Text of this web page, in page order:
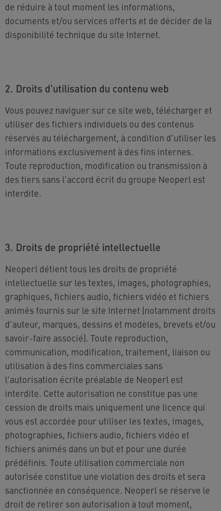
de réduire à tout moment les informations,
documents et/ou services offerts et de décider de la
disponibilité technique du site Internet.
2. Droits d'utilisation du contenu web
Vous pouvez naviguer sur ce site web, télécharger et
utiliser des fichiers individuels ou des contenus
réservés au téléchargement, à condition d'utiliser les
informations exclusivement à des fins internes.
Toute reproduction, modification ou transmission à
des tiers sans l'accord écrit du groupe Neoperl est
interdite.
3. Droits de propriété intellectuelle
Neoperl détient tous les droits de propriété
intellectuelle sur les textes, images, photographies,
graphiques, fichiers audio, fichiers vidéo et fichiers
animés fournis sur le site Internet (notamment droits
d'auteur, marques, dessins et modèles, brevets et/ou
savoir-faire associé). Toute reproduction,
communication, modification, traitement, liaison ou
utilisation à des fins commerciales sans
l'autorisation écrite préalable de Neoperl est
interdite. Cette autorisation ne constitue pas une
cession de droits mais uniquement une licence qui
vous est accordée pour utiliser les textes, images,
photographies, fichiers audio, fichiers vidéo et
fichiers animés dans un but et pour une durée
prédéfinis. Toute utilisation commerciale non
autorisée constitue une violation des droits et sera
sanctionnée en conséquence. Neoperl se réserve le
droit de retirer son autorisation à tout moment,